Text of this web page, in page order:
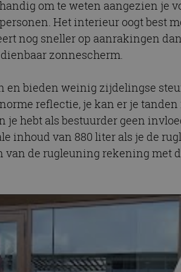
om te weten aangezien je
Het interieur oogt best
nog sneller op aanrakingen
zonnescherm.
en bieden weinig zijdelingse
reflectie, je kan er je
hebt als bestuurder geen
inhoud van 880 liter als je de
de rugleuning rekening met